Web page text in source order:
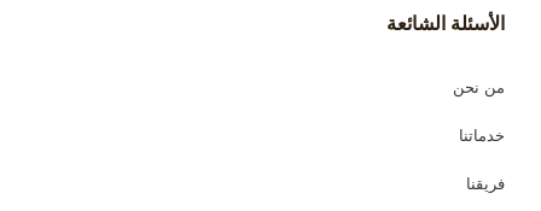
الأسئلة الشائعة
من نحن
خدماتنا
فريقنا